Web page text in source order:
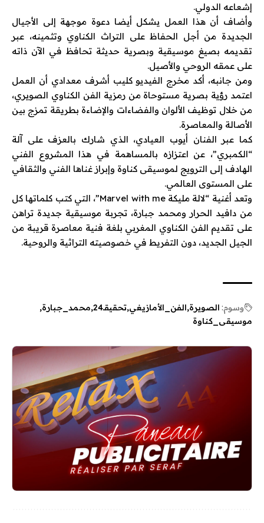
إشعاعه الدولي.
وأضاف أن هذا العمل يشكل أيضا دعوة موجهة إلى الأجيال
الجديدة من أجل الحفاظ على التراث الكناوي وتثمينه، عبر
تقديمه بصيغ موسيقية وبصرية حديثة تحافظ في الآن ذاته
على عمقه الروحي والأصيل.
ومن جانبه، أكد مخرج الفيديو كليب أشرف معدادي أن العمل
اعتمد رؤية بصرية مستوحاة من رمزية الفن الكناوي الصويري،
من خلال توظيف الألوان والفضاءات والإضاءة بطريقة تمزج بين
الأصالة والمعاصرة.
كما عبر الفنان أيوب العيادي، الذي شارك بالعزف على آلة
“الكمبري”، عن اعتزازه بالمساهمة في هذا المشروع الفني
الهادف إلى الترويج لموسيقى كناوة وإبراز غناها الفني والثقافي
على المستوى العالمي.
وتعد أغنية “لالة مليكة Marvel with me”، التي كتب كلماتها كل
من دافيد الحرار ومحمد جبارة، تجربة موسيقية جديدة تراهن
على تقديم الفن الكناوي المغربي بلغة فنية معاصرة قريبة من
الجيل الجديد، دون التفريط في خصوصيته التراثية والروحية.
وسوم: الصويرة الفن_الأمازيغي تحقيقـ24
محمد_جبارة
موسيقى_كناوة